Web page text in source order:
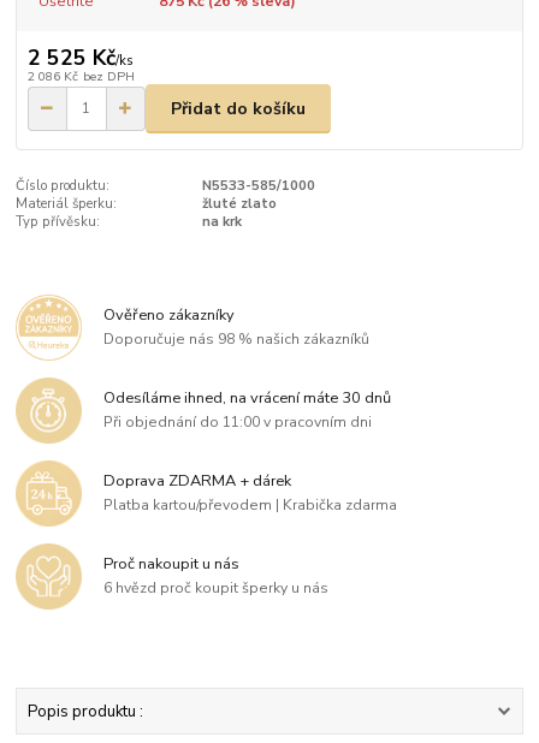
2 525 Kč/ks
2 086 Kč bez DPH
Přidat do košíku
Číslo produktu:
N5533-585/1000
Materiál šperku:
žluté zlato
Typ přívěsku:
na krk
Ověřeno zákazníky
Doporučuje nás 98 % našich zákazníků
Odesíláme ihned, na vrácení máte 30 dnů
Při objednání do 11:00 v pracovním dni
Doprava ZDARMA + dárek
Platba kartou/převodem | Krabička zdarma
Proč nakoupit u nás
6 hvězd proč koupit šperky u nás
Popis produktu :